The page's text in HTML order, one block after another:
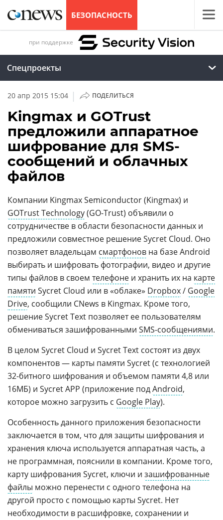
БЕЗОПАСНОСТЬ
при поддержке
Спецпроекты
20 апр 2015 15:04 | ПОДЕЛИТЬСЯ
Kingmax и GOTrust
предложили аппаратное
шифрование для SMS-
сообщений и облачных
файлов
Компании Kingmax Semiconductor (Kingmax) и
GOTrust Technology(GO-Trust) объявили о
сотрудничестве в области безопасности данных и
предложили совместное решение Sycret Cloud. Оно
позволяет владельцам смартфонов на базе Android
выбирать и шифровать фотографии, видео и другие
типы файлов в своем телефоне и хранить их на карте
памяти Sycret Cloud или в «облаке» Dropbox/ Google
Drive, сообщили CNews в Kingmax. Кроме того,
решение Sycret Text позволяет ее пользователям
обмениваться зашифрованными SMS-сообщениями.
В целом Sycret Cloud и Sycret Text состоят из двух
компонентов — карты памяти Sycret (с технологией
32-битного шифрования и объемом памяти 4,8 или
16МБ) и Sycret APP (приложение подAndroid,
которое можно загрузить с Google Play).
Особенность данного приложения безопасности
заключается в том, что для защиты шифрования и
хранения ключа используется аппаратная часть, а
не программная, пояснили в компании. Кроме того,
карту шифрования Sycret, ключи и зашифрованные
файлы можно перенести с одного телефона на
другой просто с помощью карты Sycret. Нет
необходимости в расшифровке, сохранении и